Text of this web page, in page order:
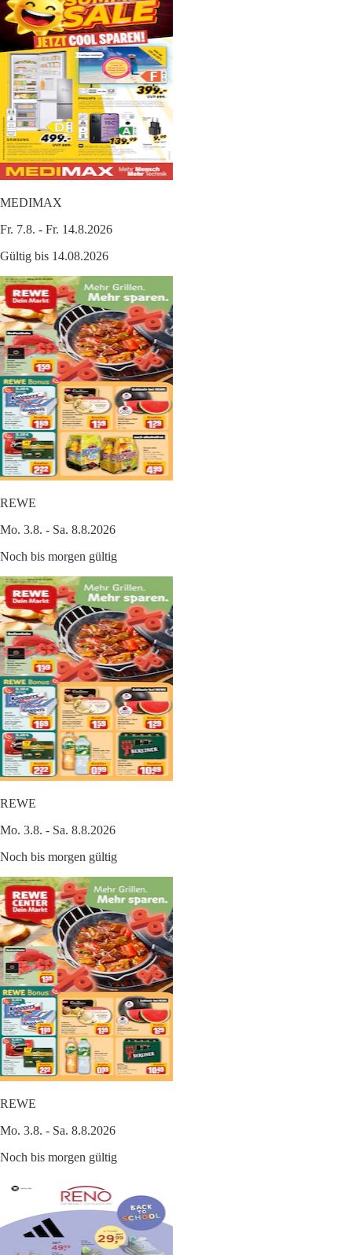
MEDIMAX
Fr. 7.8. - Fr. 14.8.2026
Gültig bis 14.08.2026
REWE
Mo. 3.8. - Sa. 8.8.2026
Noch bis morgen gültig
REWE
Mo. 3.8. - Sa. 8.8.2026
Noch bis morgen gültig
REWE
Mo. 3.8. - Sa. 8.8.2026
Noch bis morgen gültig